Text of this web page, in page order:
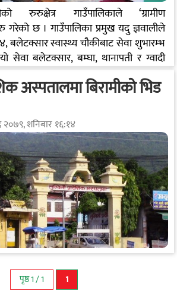
रुरुक्षेत्र गाउँपालिकाले ‘ग्रामीण
गरेको छ । गाउँपालिका प्रमुख यदु ज्ञवालीले
बलेटक्सार स्वास्थ्य चौकीबाट सेवा शुभारम्भ
सेवा बलेटक्सार, बम्घा, थानापती र ग्वादी
केन्द्रमा राखेर सञ्चालन गरिएको
स्तरीय अस्पतालमा हिँडीहाल्ने भएकाले
विपन्न परिवारको मात्र हुँदा सेवाहरु थप
ज्ञवालीले बताउनुभयो । सेवाग्राहीलाई
वडामा अल्ट्रासाउण्ड सेवा प्रदान गरिनेछ ।
स्वास्थ्य चौकीबाट उपलब्ध हुने भएकाले
समयमै, सुरक्षित र भरपर्दो स्वास्थ्य सेवा
अस्पतालमा बिरामीको भिड
२०७९, शनिबार १६:१४
पृष्ठ 1 / 1 1